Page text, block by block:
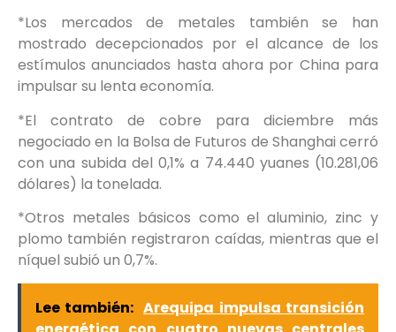
*Los mercados de metales también se han
mostrado decepcionados por el alcance de los
estímulos anunciados hasta ahora por China para
impulsar su lenta economía.
*El contrato de cobre para diciembre más
negociado en la Bolsa de Futuros de Shanghai cerró
con una subida del 0,1% a 74.440 yuanes (10.281,06
dólares) la tonelada.
*Otros metales básicos como el aluminio, zinc y
plomo también registraron caídas, mientras que el
níquel subió un 0,7%.
Lee también: Arequipa impulsa transición